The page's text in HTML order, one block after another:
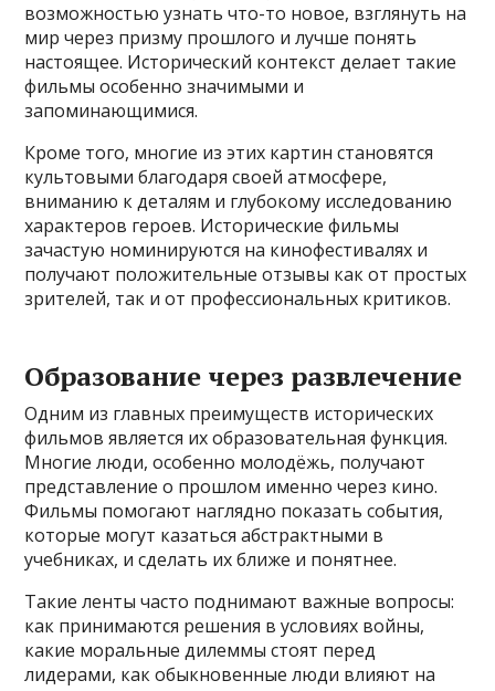
возможностью узнать что-то новое, взглянуть на
мир через призму прошлого и лучше понять
настоящее. Исторический контекст делает такие
фильмы особенно значимыми и
запоминающимися.
Кроме того, многие из этих картин становятся
культовыми благодаря своей атмосфере,
вниманию к деталям и глубокому исследованию
характеров героев. Исторические фильмы
зачастую номинируются на кинофестивалях и
получают положительные отзывы как от простых
зрителей, так и от профессиональных критиков.
Образование через развлечение
Одним из главных преимуществ исторических
фильмов является их образовательная функция.
Многие люди, особенно молодёжь, получают
представление о прошлом именно через кино.
Фильмы помогают наглядно показать события,
которые могут казаться абстрактными в
учебниках, и сделать их ближе и понятнее.
Такие ленты часто поднимают важные вопросы:
как принимаются решения в условиях войны,
какие моральные дилеммы стоят перед
лидерами, как обыкновенные люди влияют на